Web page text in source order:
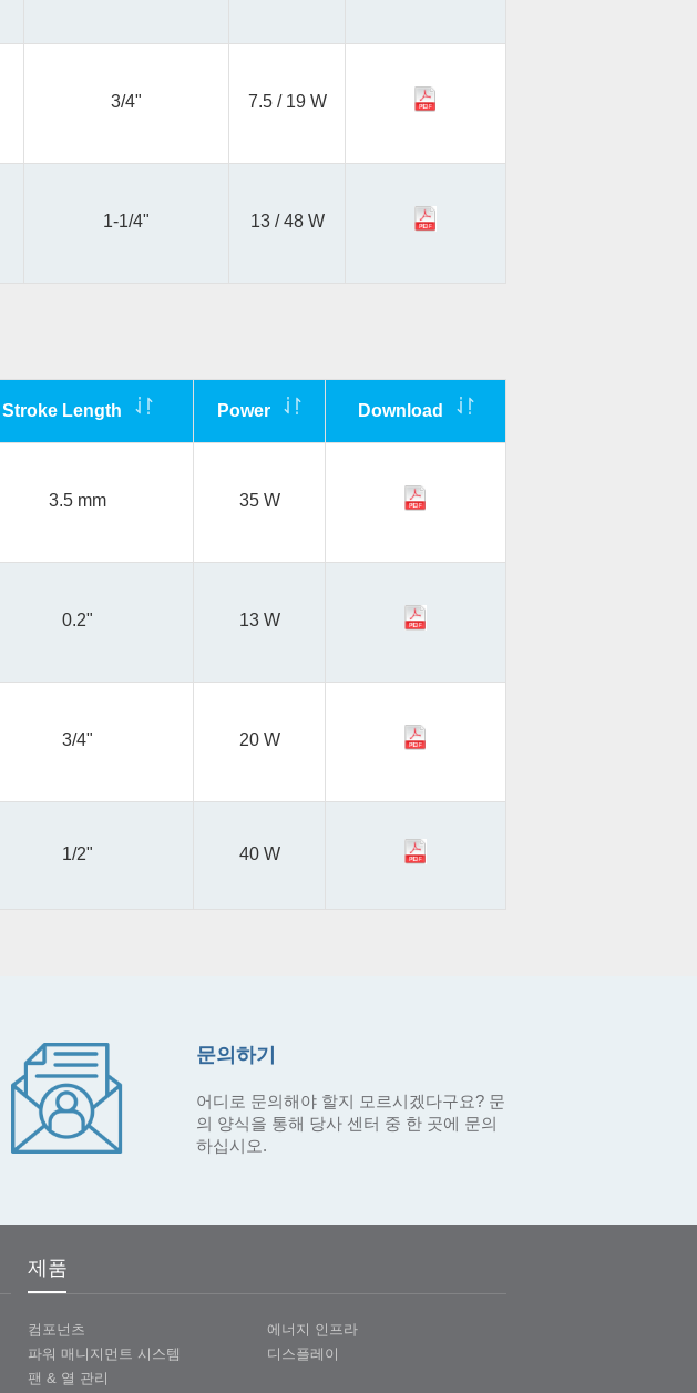
3/4" 7.5 / 19 W
1-1/4" 13 / 48 W
Stroke Length Power Download
3.5 mm 35 W
0.2" 13 W
3/4" 20 W
1/2" 40 W
문의하기
어디로 문의해야 할지 모르시겠다구요? 문
의 양식을 통해 당사 센터 중 한 곳에 문의
하십시오.
제품
컴포넌츠
파워 매니지먼트 시스템
팬 & 열 관리
에너지 인프라
디스플레이